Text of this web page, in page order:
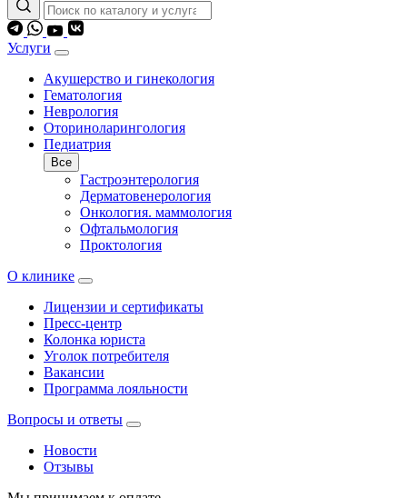
Услуги
Акушерство и гинекология
Гематология
Неврология
Оториноларингология
Педиатрия
Все
Гастроэнтерология
Дерматовенерология
Онкология. маммология
Офтальмология
Проктология
О клинике
Лицензии и сертификаты
Пресс-центр
Колонка юриста
Уголок потребителя
Вакансии
Программа лояльности
Вопросы и ответы
Новости
Отзывы